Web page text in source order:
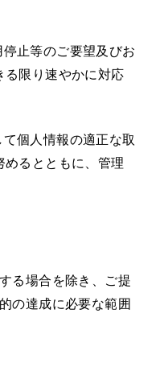
止等のご要望及びお
る限り速やかに対応
個人情報の適正な取
めるとともに、管理
る場合を除き、ご提
の達成に必要な範囲